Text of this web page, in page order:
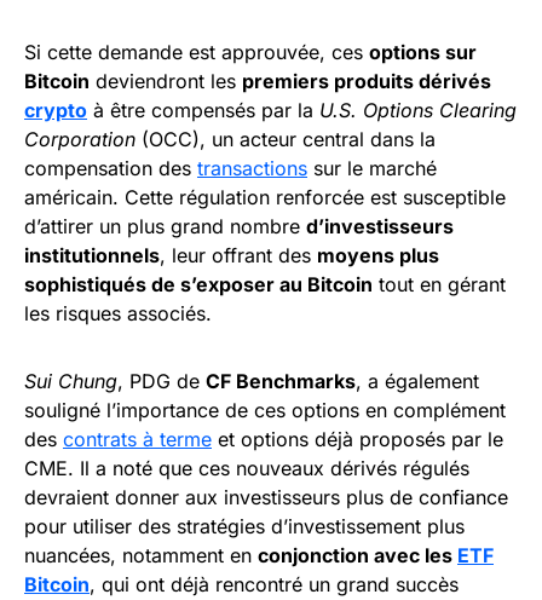
Si cette demande est approuvée, ces options sur
Bitcoin deviendront les premiers produits dérivés
crypto à être compensés par la U.S. Options Clearing
Corporation (OCC), un acteur central dans la
compensation des transactions sur le marché
américain. Cette régulation renforcée est susceptible
d’attirer un plus grand nombre d’investisseurs
institutionnels, leur offrant des moyens plus
sophistiqués de s’exposer au Bitcoin tout en gérant
les risques associés.
Sui Chung, PDG de CF Benchmarks, a également
souligné l’importance de ces options en complément
des contrats à terme et options déjà proposés par le
CME. Il a noté que ces nouveaux dérivés régulés
devraient donner aux investisseurs plus de confiance
pour utiliser des stratégies d’investissement plus
nuancées, notamment en conjonction avec les ETF
Bitcoin, qui ont déjà rencontré un grand succès